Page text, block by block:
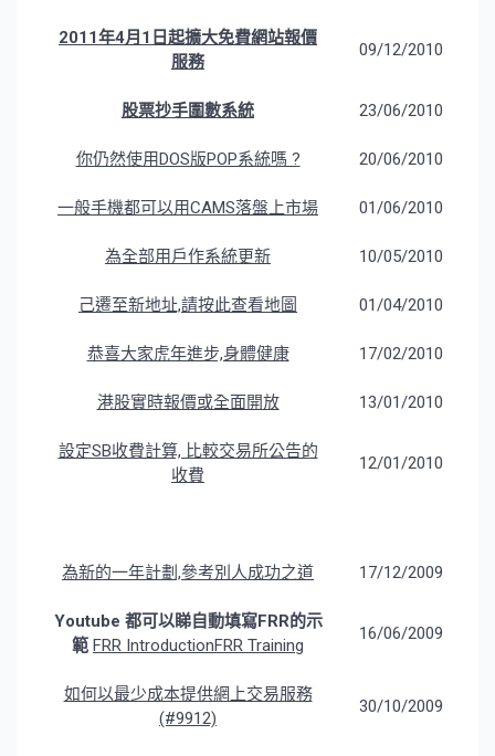
2011年4月1日起擴大免費網站報價
服務
09/12/2010
股票抄手圍數系統 23/06/2010
你仍然使用DOS版POP系統嗎 ? 20/06/2010
一般手機都可以用CAMS落盤上市場 01/06/2010
為全部用戶作系統更新 10/05/2010
己遷至新地址,請按此查看地圖 01/04/2010
恭喜大家虎年進步,身體健康 17/02/2010
港股實時報價或全面開放 13/01/2010
設定SB收費計算, 比較交易所公告的
收費
12/01/2010
為新的一年計劃,參考別人成功之道 17/12/2009
Youtube 都可以睇自動填寫FRR的示
範 FRR IntroductionFRR Training
16/06/2009
如何以最少成本提供網上交易服務
(#9912)
30/10/2009